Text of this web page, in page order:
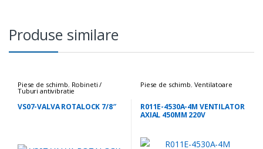
Produse similare
Piese de schimb, Robineti /
Tuburi antivibratie
VS07-VALVA ROTALOCK 7/8″
Piese de schimb, Ventilatoare
R011E-4530A-4M VENTILATOR
AXIAL 450MM 220V